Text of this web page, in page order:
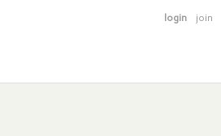
login join